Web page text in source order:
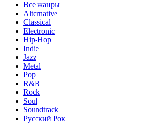
Все жанры
Alternative
Classical
Electronic
Hip-Hop
Indie
Jazz
Metal
Pop
R&B
Rock
Soul
Soundtrack
Русский Рок